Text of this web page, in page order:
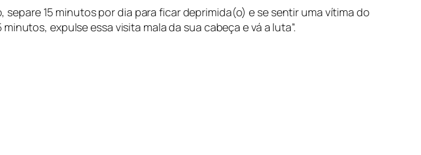
separe 15 minutos por dia para ficar deprimida(o) e se sentir uma vítima do
expulse essa visita mala da sua cabeça e vá a luta”.